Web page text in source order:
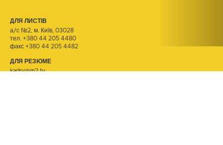
ДЛЯ ЛИСТІВ
а/с №2, м. Київ, 03028
тел. +380 44 205 4480
факс +380 44 205 4482
ДЛЯ РЕЗЮМЕ
kadry@m2.tv